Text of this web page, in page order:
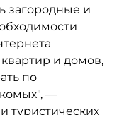
загородные и
и домов,
по
—
туристических